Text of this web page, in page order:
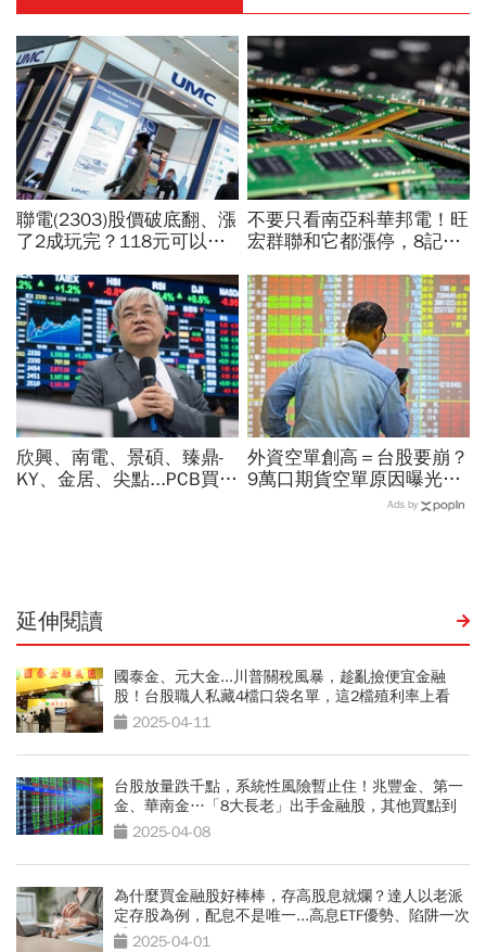
聯電(2303)股價破底翻、漲
了2成玩完？118元可以
賣超5.7萬張，可能原因曝
光
不要只看南亞科華邦電！旺
宏群聯和它都漲停，8記憶
說時間就在今天，牛肉大塊
嗎
欣興、南電、景碩、臻鼎-
KY、金居、尖點...PCB買誰
外資空單創高＝台股要崩？
9萬口期貨空單原因曝光！
華邦電、南亞科...老手喊
Ads by
延伸閱讀
國泰金、元大金...川普關稅風暴，趁亂撿便宜金融
股！台股職人私藏4檔口袋名單，這2檔殖利率上看
6％2025-04-11
台股放量跌千點，系統性風險暫止住！兆豐金、第一
金、華南金…「8大長老」出手金融股，其他買點到
了？2025-04-08
為什麼買金融股好棒棒，存高股息就爛？達人以老派
定存股為例，配息不是唯一...高息ETF優勢、陷阱一次
看 2025-04-01